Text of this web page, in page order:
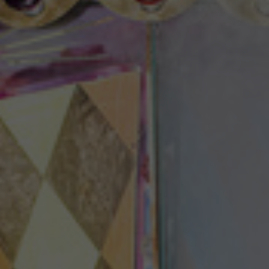
Spielstätten
Spielzeitheft